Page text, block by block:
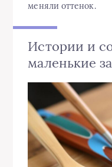
меняли оттенок.
Истории и
маленькие